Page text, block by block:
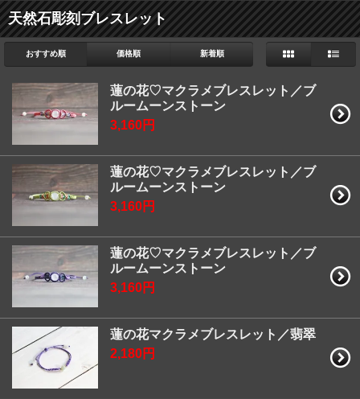
天然石彫刻ブレスレット
おすすめ順 価格順 新着順
蓮の花♡マクラメブレスレット／ブ
ルームーンストーン
3,160円
蓮の花♡マクラメブレスレット／ブ
ルームーンストーン
3,160円
蓮の花♡マクラメブレスレット／ブ
ルームーンストーン
3,160円
蓮の花マクラメブレスレット／翡翠
2,180円